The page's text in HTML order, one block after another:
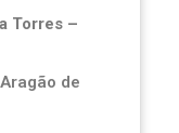
Torres –
de